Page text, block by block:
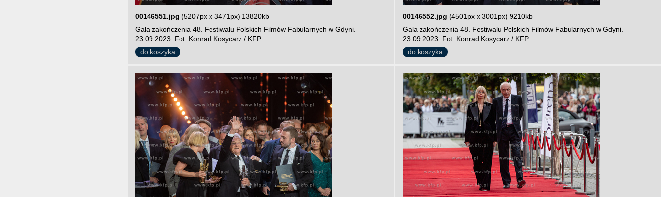
00146551.jpg (5207px x 3471px) 13820kb
Gala zakończenia 48. Festiwalu Polskich Filmów Fabularnych w Gdyni.
23.09.2023. Fot. Konrad Kosycarz / KFP.
do koszyka
00146552.jpg (4501px x 3001px) 9210kb
Gala zakończenia 48. Festiwalu Polskich Filmów Fabularnych w Gdyni.
23.09.2023. Fot. Konrad Kosycarz / KFP.
do koszyka